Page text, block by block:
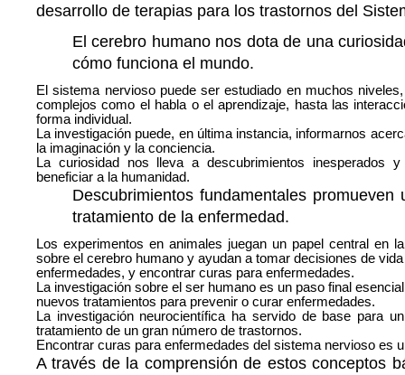
desarrollo de terapias para los trastornos del
El cerebro humano nos dota de una
cómo funciona el mundo.
El sistema nervioso puede ser estudiado en muchos
complejos como el habla o el aprendizaje, hasta las
forma individual.
La investigación puede, en última instancia, informarnos
la imaginación y la conciencia.
La curiosidad nos lleva a descubrimientos inesperados y
beneficiar a la humanidad.
Descubrimientos fundamentales
tratamiento de la enfermedad.
Los experimentos en animales juegan un papel central en
sobre el cerebro humano y ayudan a tomar decisiones de
enfermedades, y encontrar curas para enfermedades.
La investigación sobre el ser humano es un paso final
nuevos tratamientos para prevenir o curar enfermedades.
La investigación neurocientífica ha servido de base para
tratamiento de un gran número de trastornos.
Encontrar curas para enfermedades del sistema nervioso es
A través de la comprensión de estos conceptos